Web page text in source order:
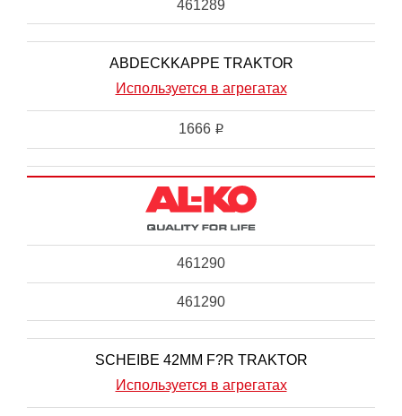
461289
ABDECKKAPPE TRAKTOR
Используется в агрегатах
1666 i
461290
461290
SCHEIBE 42MM F?R TRAKTOR
Используется в агрегатах